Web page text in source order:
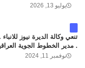
يوليو 13, 2026
تنعي وكالة الديرة نيوز
. مدير الخطوط الجوية
داخل مطار البصرة الدولي
نوفمبر 11, 2024